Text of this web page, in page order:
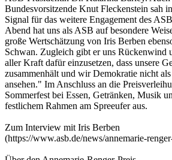
Bundesvorsitzende Knut Fleckenstein sah
Signal für das weitere Engagement des
Abend hat uns als ASB auf besondere
große Wertschätzung von Iris Berben
Schwan. Zugleich gibt er uns Rückenwind
aller Kraft dafür einzusetzen, dass unsere
zusammenhält und wir Demokratie nicht
ansehen." Im Anschluss an die
Sommerfest bei Essen, Getränken, Musik
festlichem Rahmen am Spreeufer aus.
Zum Interview mit Iris Berben
(https://www.asb.de/news/annemarie-